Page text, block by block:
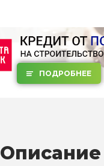
ПОДРОБНЕЕ